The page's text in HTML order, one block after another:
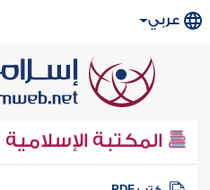
عربي
المكتبة الإسلامية